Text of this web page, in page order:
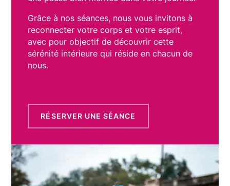
Grâce à nos séances, nous vous invitons à
reconnecter votre corps et votre esprit,
avec pour objectif de découvrir cette
sérénité intérieure qui réside en chacun de
nous.
RÉSERVER UNE SÉANCE